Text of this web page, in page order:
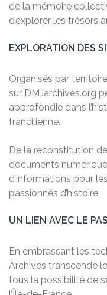
de la mémoire
d’explorer les trésors
EXPLORATION DES
Organisés par
sur DMJarchives.org
approfondie dans
francilienne.
De la reconstitution
documents
d’informations pour
passionnés d’histoire.
UN LIEN AVEC LE
En embrassant les
Archives transcende
tous la possibilité de